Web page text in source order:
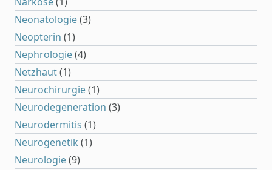
Neonatologie(3)
Neopterin (1)
Nephrologie(4)
Netzhaut(1)
Neurochirurgie(1)
Neurodegeneration (3)
Neurodermitis (1)
Neurogenetik (1)
Neurologie(9)